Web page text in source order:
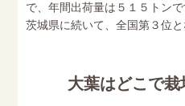
で、年間出荷量は５１５トン
茨城県に続いて、全国第３位と
大葉はどこで栽